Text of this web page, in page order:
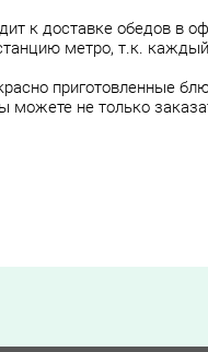
к доставке обедов в
метро, т.к.
приготовленные
не только